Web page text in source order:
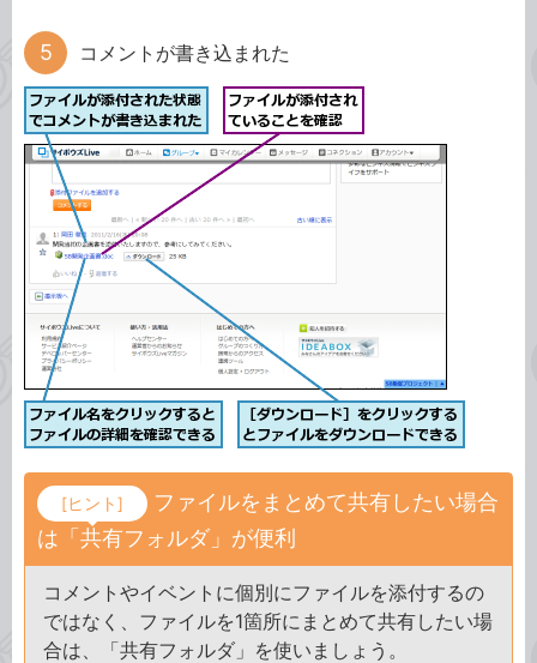
コメントが書き込まれた
[ヒント]
ファイルをまとめて共有したい場合
は「共有フォルダ」が便利
コメントやイベントに個別にファイルを添付するの
ではなく、ファイルを1箇所にまとめて共有したい場
合は、「共有フォルダ」を使いましょう。